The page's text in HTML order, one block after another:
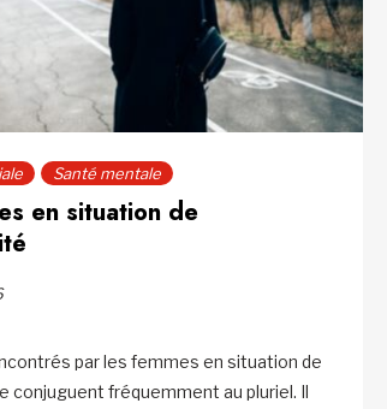
Santé mentale
en situation de
par les femmes en situation de
conjuguent fréquemment au pluriel. Il